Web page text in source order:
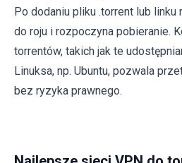
Po dodaniu pliku .torrent lub linku
do roju i rozpoczyna pobieranie.
torrentów, takich jak te
Linuksa, np. Ubuntu, pozwala
bez ryzyka prawnego.